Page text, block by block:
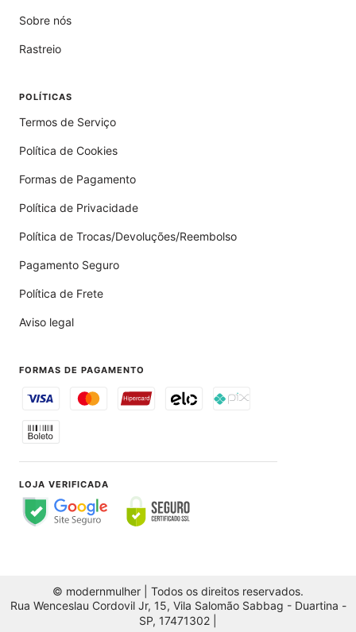
Sobre nós
Rastreio
POLÍTICAS
Termos de Serviço
Política de Cookies
Formas de Pagamento
Política de Privacidade
Política de Trocas/Devoluções/Reembolso
Pagamento Seguro
Política de Frete
Aviso legal
FORMAS DE PAGAMENTO
LOJA VERIFICADA
© modernmulher | Todos os direitos reservados.
Rua Wenceslau Cordovil Jr, 15, Vila Salomão Sabbag - Duartina -
SP, 17471302 |